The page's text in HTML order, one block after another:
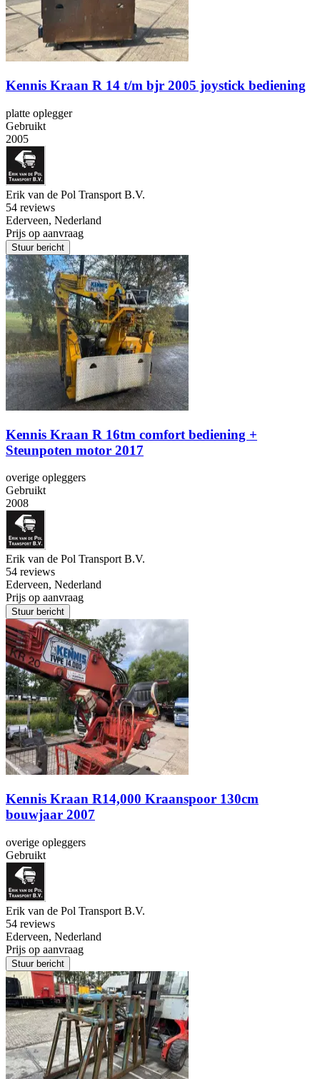
Kennis Kraan R 14 t/m bjr 2005 joystick bediening
platte oplegger
Gebruikt
2005
Erik van de Pol Transport B.V.
54 reviews
Ederveen, Nederland
Prijs op aanvraag
Stuur bericht
Kennis Kraan R 16tm comfort bediening +
Steunpoten motor 2017
overige opleggers
Gebruikt
2008
Erik van de Pol Transport B.V.
54 reviews
Ederveen, Nederland
Prijs op aanvraag
Stuur bericht
Kennis Kraan R14,000 Kraanspoor 130cm
bouwjaar 2007
overige opleggers
Gebruikt
Erik van de Pol Transport B.V.
54 reviews
Ederveen, Nederland
Prijs op aanvraag
Stuur bericht